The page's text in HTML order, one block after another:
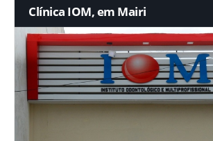
Clínica IOM, em Mairi